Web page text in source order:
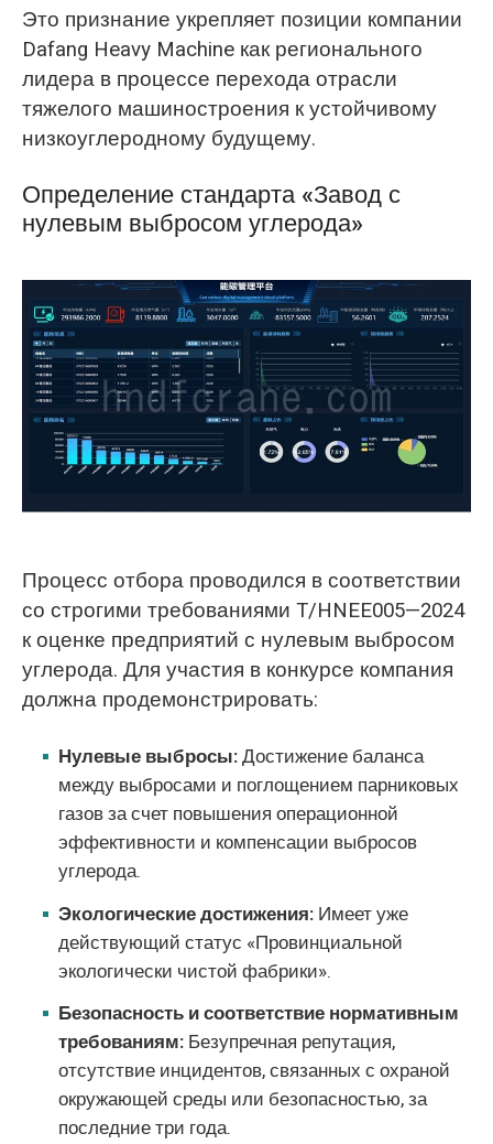
Это признание укрепляет позиции компании
Dafang Heavy Machine как регионального
лидера в процессе перехода отрасли
тяжелого машиностроения к устойчивому
низкоуглеродному будущему.
Определение стандарта «Завод с
нулевым выбросом углерода»
Процесс отбора проводился в соответствии
со строгими требованиями T/HNEE005—2024
к оценке предприятий с нулевым выбросом
углерода. Для участия в конкурсе компания
должна продемонстрировать:
Нулевые выбросы:Достижение баланса
между выбросами и поглощением парниковых
газов за счет повышения операционной
эффективности и компенсации выбросов
углерода.
Экологические достижения: Имеет уже
действующий статус «Провинциальной
экологически чистой фабрики».
Безопасность и соответствие нормативным
требованиям: Безупречная репутация,
отсутствие инцидентов, связанных с охраной
окружающей среды или безопасностью, за
последние три года.